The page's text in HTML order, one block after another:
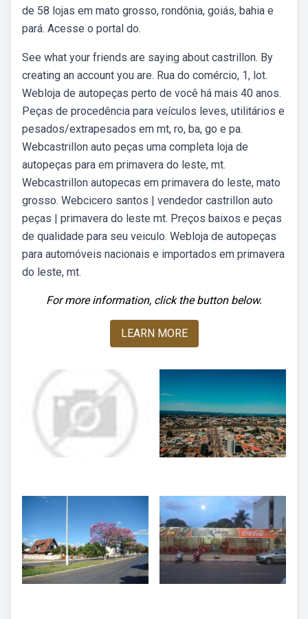
de 58 lojas em mato grosso, rondônia, goiás, bahia e
pará. Acesse o portal do.
See what your friends are saying about castrillon. By
creating an account you are. Rua do comércio, 1, lot.
Webloja de autopeças perto de você há mais 40 anos.
Peças de procedência para veículos leves, utilitários e
pesados/extrapesados em mt, ro, ba, go e pa.
Webcastrillon auto peças uma completa loja de
autopeças para em primavera do leste, mt.
Webcastrillon autopecas em primavera do leste, mato
grosso. Webcicero santos | vendedor castrillon auto
peças | primavera do leste mt. Preços baixos e peças
de qualidade para seu veiculo. Webloja de autopeças
para automóveis nacionais e importados em primavera
do leste, mt.
For more information, click the button below.
LEARN MORE